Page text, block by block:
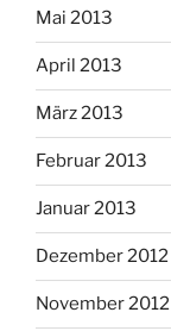
Mai 2013
April 2013
März 2013
Februar 2013
Januar 2013
Dezember 2012
November 2012